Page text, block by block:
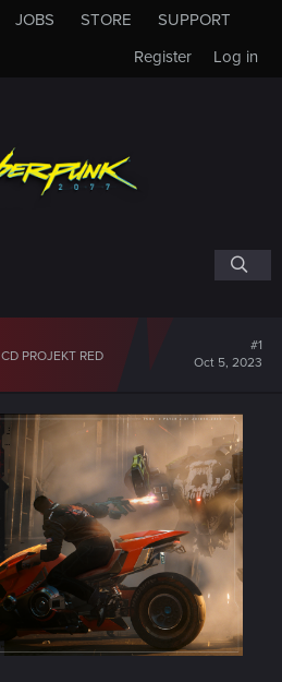
JOBS STORE
SUPPORT
Log in
Register
CD PROJEKT RED
#1
Oct 5, 2023